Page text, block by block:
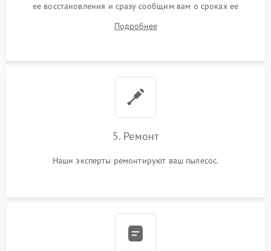
ее восстановления и сразу сообщим вам о сроках ее
Подробнее
5. Ремонт
Наши эксперты ремонтируют ваш пылесос.